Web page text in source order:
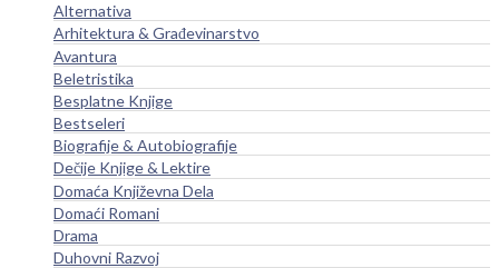
Alternativa
Arhitektura & Građevinarstvo
Avantura
Beletristika
Besplatne Knjige
Bestseleri
Biografije & Autobiografije
Dečije Knjige & Lektire
Domaća Književna Dela
Domaći Romani
Drama
Duhovni Razvoj